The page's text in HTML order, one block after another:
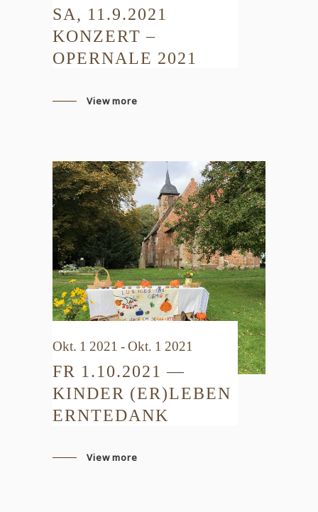
SA, 11.9.2021
KONZERT –
OPERNALE 2021
View more
Okt. 1 2021 - Okt. 1 2021
FR 1.10.2021 —
KINDER (ER)LEBEN
ERNTEDANK
View more